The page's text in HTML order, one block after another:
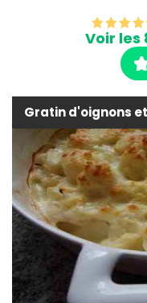
Voir les
Gratin d'oignons